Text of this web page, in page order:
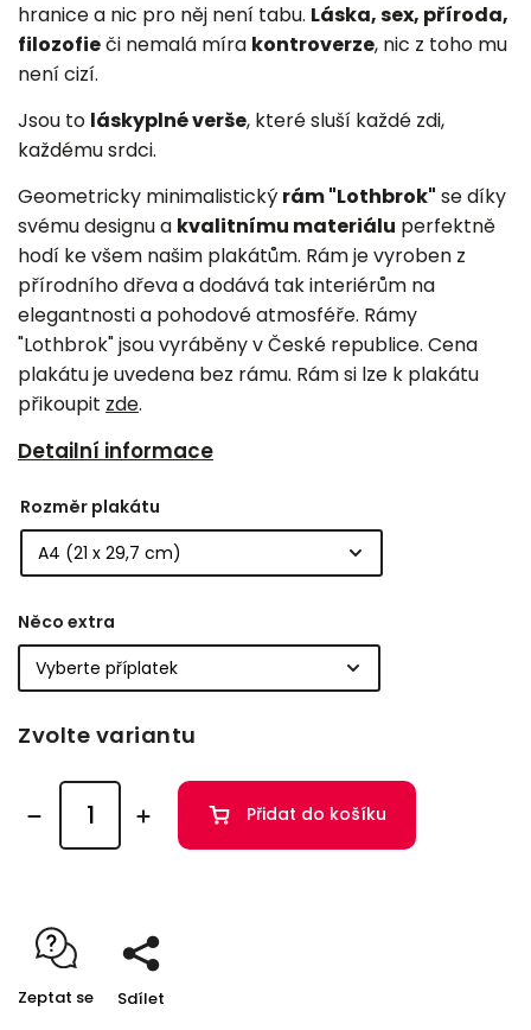
hranice a nic pro něj není tabu. Láska, sex, příroda,
filozofieči nemalá míra kontroverze, nic z toho mu
není cizí.
Jsou to láskyplné verše, které sluší každé zdi,
každému srdci.
Geometricky minimalistický rám "Lothbrok" se díky
svému designu a kvalitnímu materiálu perfektně
hodí ke všem našim plakátům. Rám je vyroben z
přírodního dřeva a dodává tak interiérům na
elegantnosti a pohodové atmosféře. Rámy
"Lothbrok" jsou vyráběny v České republice. Cena
plakátu je uvedena bez rámu. Rám si lze k plakátu
přikoupit zde.
Detailní informace
Rozměr plakátu
Něco extra
Zvolte variantu
Přidat do košíku
Zeptat se Sdílet